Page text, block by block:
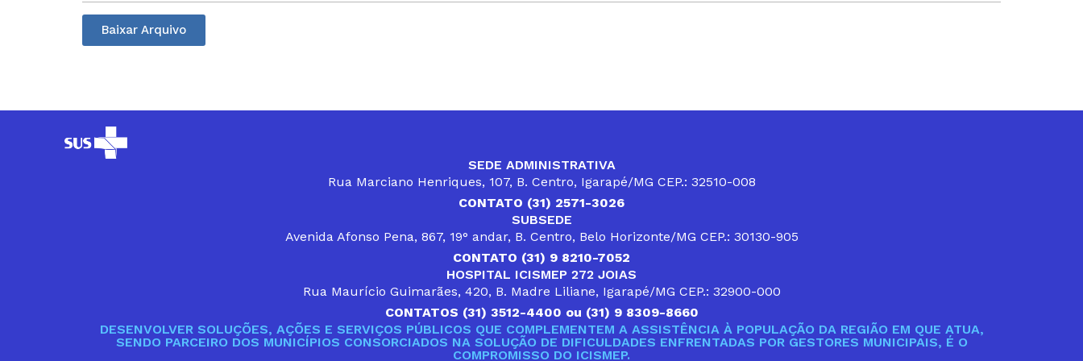
Baixar Arquivo
SEDE ADMINISTRATIVA
Rua Marciano Henriques, 107, B. Centro, Igarapé/MG CEP.: 32510-008
CONTATO (31) 2571-3026
SUBSEDE
Avenida Afonso Pena, 867, 19° andar, B. Centro, Belo Horizonte/MG CEP.: 30130-905
CONTATO (31) 9 8210-7052
HOSPITAL ICISMEP 272 JOIAS
Rua Maurício Guimarães, 420, B. Madre Liliane, Igarapé/MG CEP.: 32900-000
CONTATOS (31) 3512-4400 ou (31) 9 8309-8660
DESENVOLVER SOLUÇÕES, AÇÕES E SERVIÇOS PÚBLICOS QUE COMPLEMENTEM A ASSISTÊNCIA À POPULAÇÃO DA REGIÃO EM QUE ATUA,
SENDO PARCEIRO DOS MUNICÍPIOS CONSORCIADOS NA SOLUÇÃO DE DIFICULDADES ENFRENTADAS POR GESTORES MUNICIPAIS, É O
COMPROMISSO DO ICISMEP.